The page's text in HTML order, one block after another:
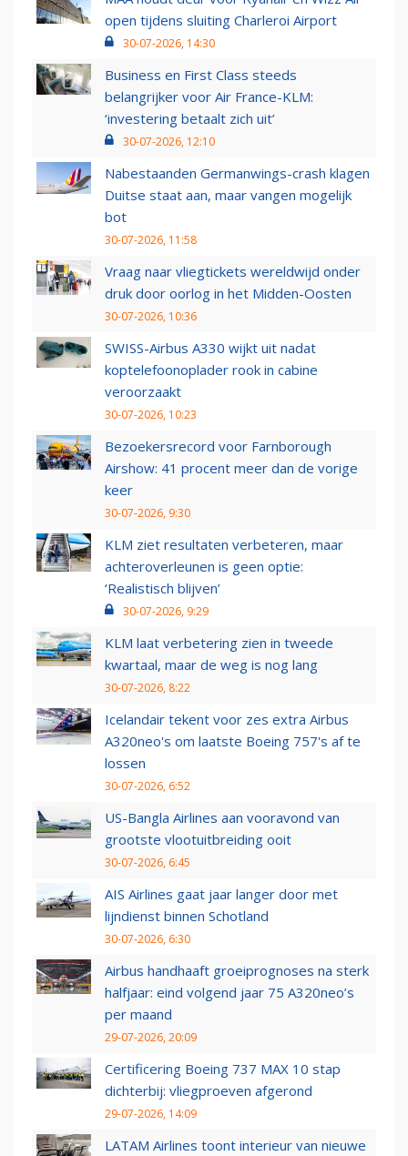
open tijdens sluiting Charleroi Airport
30-07-2026, 14:30
Business en First Class steeds
belangrijker voor Air France-KLM:
‘investering betaalt zich uit’
30-07-2026, 12:10
Nabestaanden Germanwings-crash klagen
Duitse staat aan, maar vangen mogelijk
bot
30-07-2026, 11:58
Vraag naar vliegtickets wereldwijd onder
druk door oorlog in het Midden-Oosten
30-07-2026, 10:36
SWISS-Airbus A330 wijkt uit nadat
koptelefoonoplader rook in cabine
veroorzaakt
30-07-2026, 10:23
Bezoekersrecord voor Farnborough
Airshow: 41 procent meer dan de vorige
keer
30-07-2026, 9:30
KLM ziet resultaten verbeteren, maar
achteroverleunen is geen optie:
‘Realistisch blijven’
30-07-2026, 9:29
KLM laat verbetering zien in tweede
kwartaal, maar de weg is nog lang
30-07-2026, 8:22
Icelandair tekent voor zes extra Airbus
A320neo's om laatste Boeing 757's af te
lossen
30-07-2026, 6:52
US-Bangla Airlines aan vooravond van
grootste vlootuitbreiding ooit
30-07-2026, 6:45
AIS Airlines gaat jaar langer door met
lijndienst binnen Schotland
30-07-2026, 6:30
Airbus handhaaft groeiprognoses na sterk
halfjaar: eind volgend jaar 75 A320neo’s
per maand
29-07-2026, 20:09
Certificering Boeing 737 MAX 10 stap
dichterbij: vliegproeven afgerond
29-07-2026, 14:09
LATAM Airlines toont interieur van nieuwe